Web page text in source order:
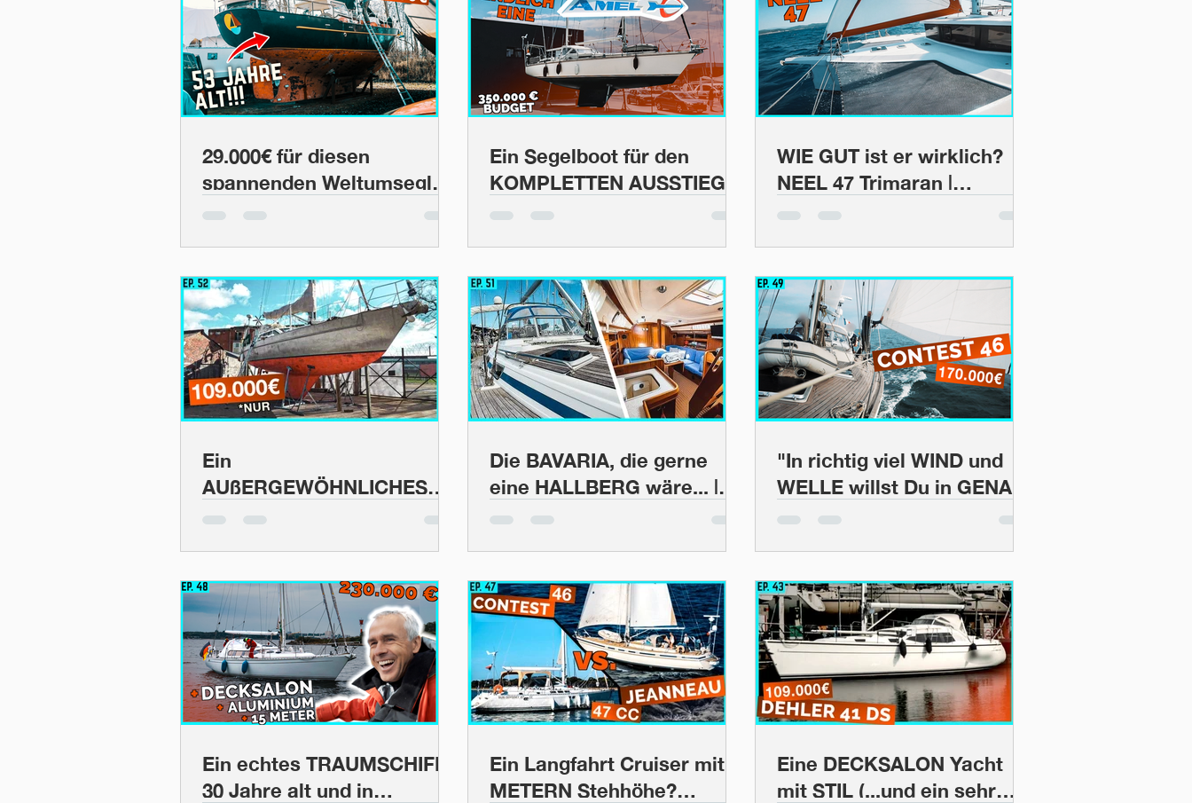
29.000€ für diesen
spannenden Weltumsegler!
Für's knappe Budget eine
Ein Segelboot für den
KOMPLETTEN AUSSTIEG
gesucht!!! Budget: 350.000
WIE GUT ist er wirklich?
NEEL 47 Trimaran |
BootsProfis #56
Ein
AUßERGEWÖHNLICHES
(und günstiges!!)
BootsProfis #52
Die BAVARIA, die gerne
eine HALLBERG wäre... |
BootsProfis #51
"In richtig viel WIND und
WELLE willst Du in GENAU
so einem SCHIFF sitzen!" |
Ein echtes TRAUMSCHIFF!
30 Jahre alt und in
Ein Langfahrt Cruiser mit 2
METERN Stehhöhe?
Eine DECKSALON Yacht
mit STIL (...und ein sehr